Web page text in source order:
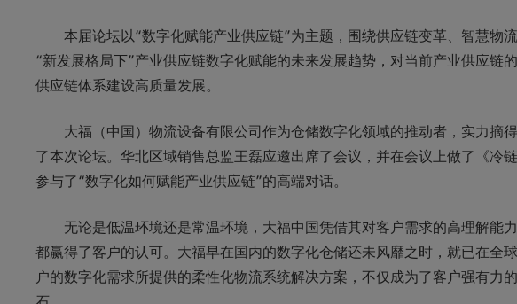
本届论坛以“数字化赋能产业供应链”为主题，围绕供应链变革、智慧物
“新发展格局下”产业供应链数字化赋能的未来发展趋势，对当前产业供应链
供应链体系建设高质量发展。
大福（中国）物流设备有限公司作为仓储数字化领域的推动者，实力摘
了本次论坛。华北区域销售总监王磊应邀出席了会议，并在会议上做了《冷
参与了“数字化如何赋能产业供应链”的高端对话。
无论是低温环境还是常温环境，大福中国凭借其对客户需求的高理解能
都赢得了客户的认可。大福早在国内的数字化仓储还未风靡之时，就已在全
户的数字化需求所提供的柔性化物流系统解决方案，不仅成为了客户强有力